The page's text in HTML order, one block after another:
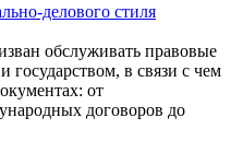
делового стиля
обслуживать правовые
в связи с чем
от
договоров до